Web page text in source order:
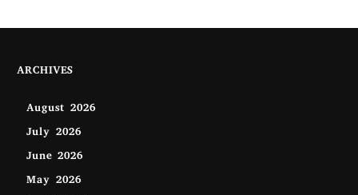
ARCHIVES
August 2026
July 2026
June 2026
May 2026